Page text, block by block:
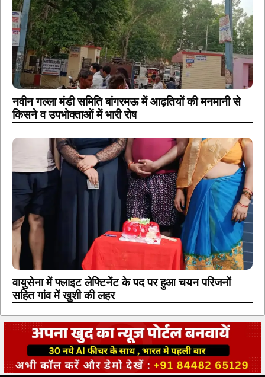
नवीन गल्ला मंडी समिति बांगरमऊ में आढ़तियों की मनमानी से
किसने व उपभोक्ताओं में भारी रोष
वायुसेना में फ्लाइट लेफ्टिनेंट के पद पर हुआ चयन परिजनों
सहित गांव में खुशी की लहर